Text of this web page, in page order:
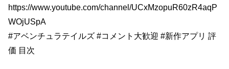
https://www.youtube.com/channel/UCxMzopuR60zR4aqP
WOjUSpA
#アベンチュラテイルズ #コメント大歓迎 #新作アプリ 評
価 目次